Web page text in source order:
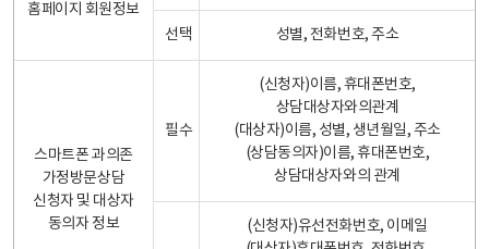
홈페이지 회원정보
선택 성별, 전화번호, 주소
스마트폰 과의존
가정방문상담
신청자 및 대상자
동의자 정보
필수
(신청자)이름, 휴대폰번호,
상담대상자와의관계
(대상자)이름, 성별, 생년월일, 주소
(상담동의자)이름, 휴대폰번호,
상담대상자와의 관계
(신청자)유선전화번호, 이메일